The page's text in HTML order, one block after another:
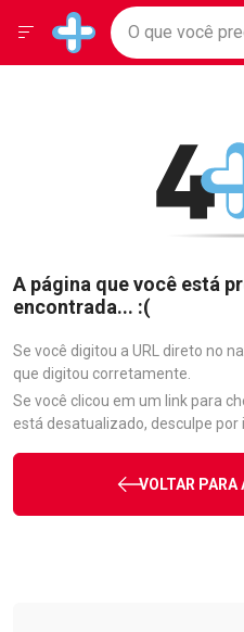
DrogariasBaixe nosso APP e
Ir direto para a home
pela
Ir direto para o conteúdo
Ir direto para a busca
Ir direto para a notificações
Ir direto para o carrinho
Faça a sua busca
O que você
Menu
A página que você está
encontrada... :(
Se você digitou a URL direto no
que digitou corretamente.
Se você clicou em um link para
está desatualizado, desculpe por
VOLTAR PARA